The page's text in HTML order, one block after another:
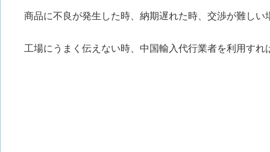
商品に不良が発生した時、納期遅れた時、交渉が難しい
工場にうまく伝えない時、中国輸入代行業者を利用す